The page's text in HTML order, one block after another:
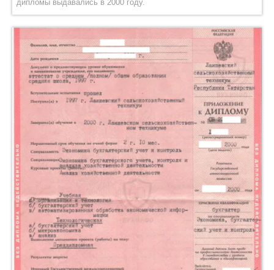
дипломы выдавались в 2000 году.